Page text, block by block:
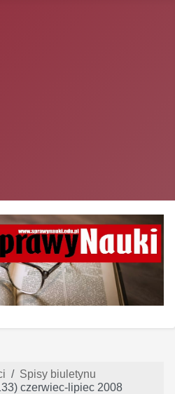
Spisy biuletynu
czerwiec-lipiec 2008